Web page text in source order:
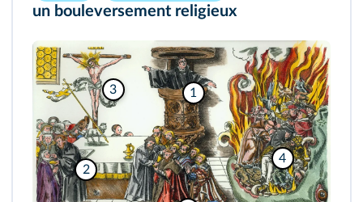
un bouleversement religieux
1
2
3
4